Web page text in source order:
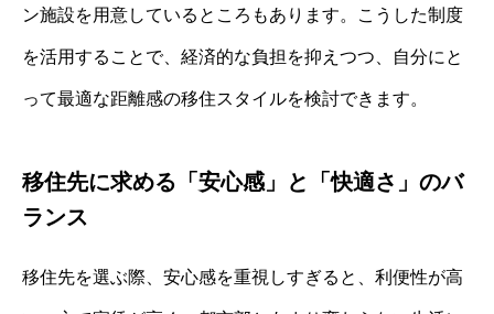
ン施設を用意しているところもあります。こうした制度
を活用することで、経済的な負担を抑えつつ、自分にと
って最適な距離感の移住スタイルを検討できます。
移住先に求める「安心感」と「快適さ」のバ
ランス
移住先を選ぶ際、安心感を重視しすぎると、利便性が高